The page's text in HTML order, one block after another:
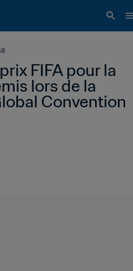
FIFA pour la
lors de la
Convention